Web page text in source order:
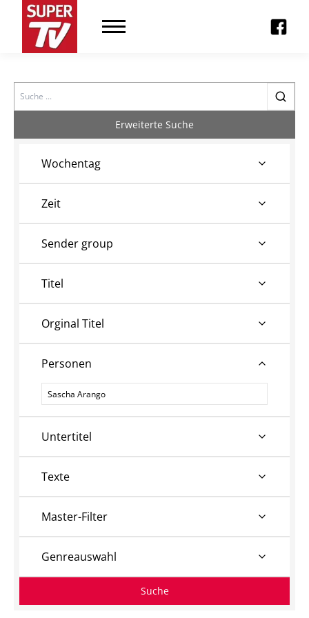
Search
Erweiterte Suche
Wochentag
Zeit
Sender group
Titel
Orginal Titel
Personen
Personen
Untertitel
Texte
Master-Filter
Genreauswahl
Suche